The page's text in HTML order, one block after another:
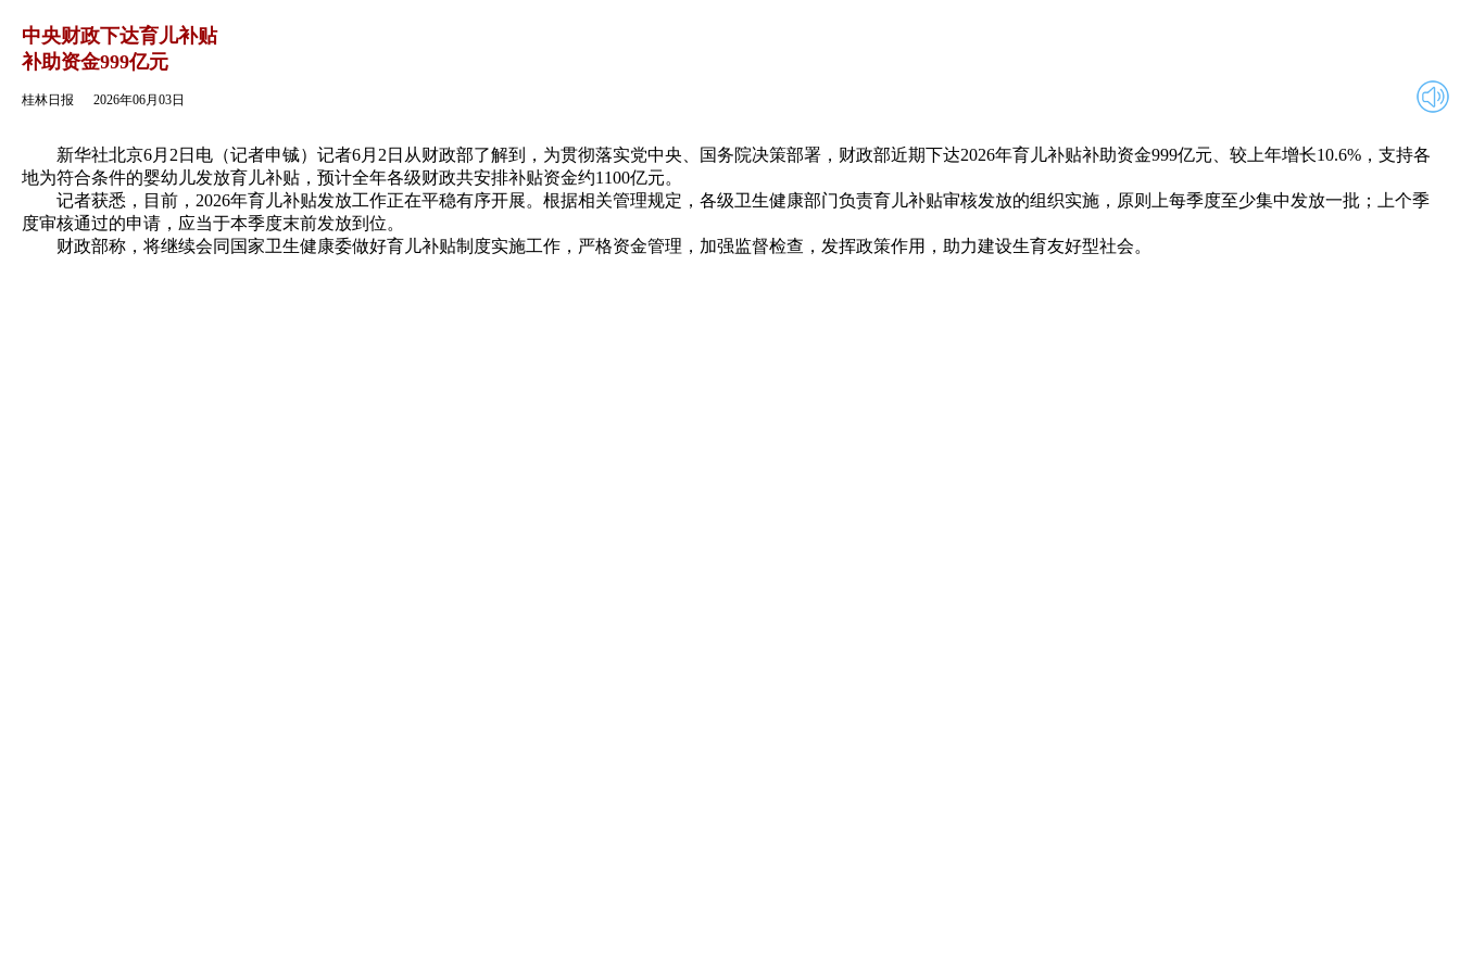
中央财政下达育儿补贴
补助资金999亿元
桂林日报 2026年06月03日
新华社北京6月2日电（记者申铖）记者6月2日从财政部了解到，为贯彻落实党中央、国务院决策部署，财政部近期下达2026年育儿补贴补助资金999亿元、较上年增长10.6%，支持各
地为符合条件的婴幼儿发放育儿补贴，预计全年各级财政共安排补贴资金约1100亿元。
记者获悉，目前，2026年育儿补贴发放工作正在平稳有序开展。根据相关管理规定，各级卫生健康部门负责育儿补贴审核发放的组织实施，原则上每季度至少集中发放一批；上个季
度审核通过的申请，应当于本季度末前发放到位。
财政部称，将继续会同国家卫生健康委做好育儿补贴制度实施工作，严格资金管理，加强监督检查，发挥政策作用，助力建设生育友好型社会。